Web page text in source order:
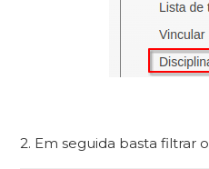
2. Em seguida basta filtrar o